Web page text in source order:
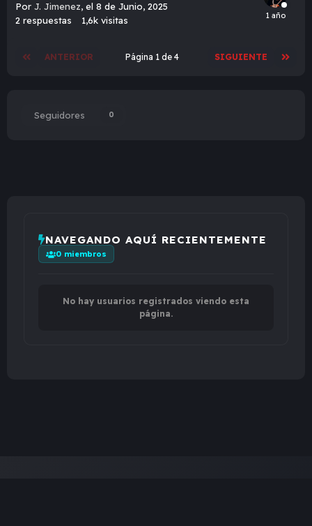
Por J. Jimenez, el 8 de Junio, 2025
2 respuestas 1,6k visitas
ANTERIOR SIGUIENTE
Página 1 de 4
Seguidores 0
NAVEGANDO AQUÍ RECIENTEMENTE
0 miembros
No hay usuarios registrados viendo esta
página.